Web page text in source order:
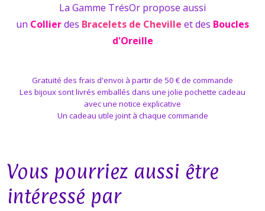
La Gamme TrésOr propose aussi
un Collierdes Bracelets de Cheville et des Boucles
d'Oreille
Gratuité des frais d'envoi à partir de 50 € de commande
Les bijoux sont livrés emballés dans une jolie pochette cadeau
avec une notice explicative
Un cadeau utile joint à chaque commande
Vous pourriez aussi être
intéressé par